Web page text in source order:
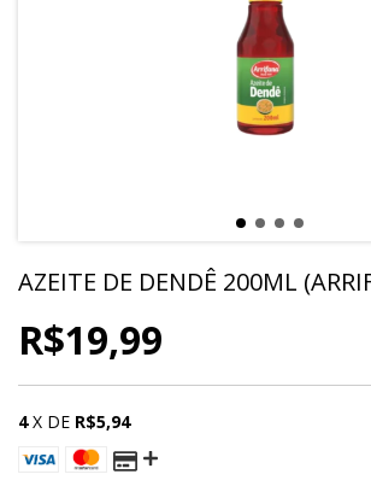
AZEITE DE DENDÊ 200ML
R$19,99
4 X DE R$5,94